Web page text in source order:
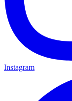
Instagram